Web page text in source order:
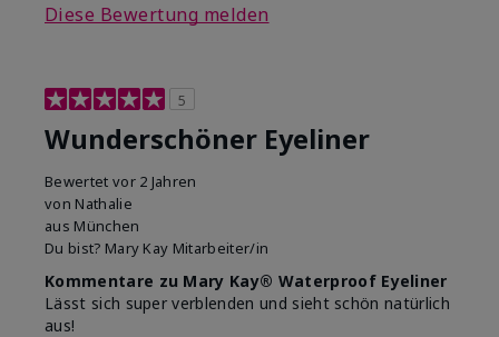
Diese Bewertung melden
5
Wunderschöner Eyeliner
Bewertet vor 2 Jahren
von Nathalie
aus München
Du bist? Mary Kay Mitarbeiter/in
Kommentare zu Mary Kay® Waterproof Eyeliner
Lässt sich super verblenden und sieht schön natürlich
aus!